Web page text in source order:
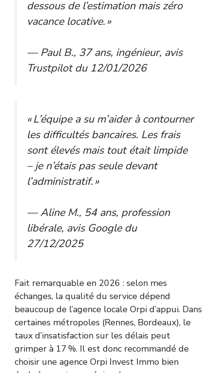
dessous de l’estimation mais zéro
vacance locative. »
— Paul B., 37 ans, ingénieur, avis
Trustpilot du 12/01/2026
« L’équipe a su m’aider à contourner
les difficultés bancaires. Les frais
sont élevés mais tout était limpide
– je n’étais pas seule devant
l’administratif. »
— Aline M., 54 ans, profession
libérale, avis Google du
27/12/2025
Fait remarquable en 2026 : selon mes
échanges, la qualité du service dépend
beaucoup de l’agence locale Orpi d’appui. Dans
certaines métropoles (Rennes, Bordeaux), le
taux d’insatisfaction sur les délais peut
grimper à 17 %. Il est donc recommandé de
choisir une agence Orpi Invest Immo bien